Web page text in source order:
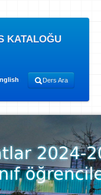
KATALOĞU
Ders Ara